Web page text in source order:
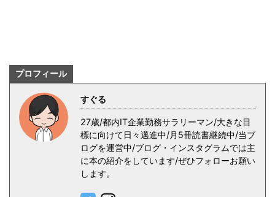
プロフィール
すぐる
27歳/都内IT企業勤務サラリーマン/大きな目
標に向けて日々邁進中/月5冊読書継続中/当ブ
ログを運営中/ブログ・インスタグラムでは主
に本の紹介をしています/ぜひフォローお願い
します。